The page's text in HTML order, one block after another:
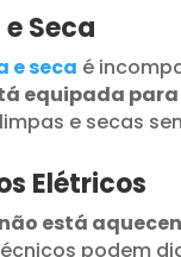
Seca
e seca é
equipada para
e secas
Elétricos
não está
podem